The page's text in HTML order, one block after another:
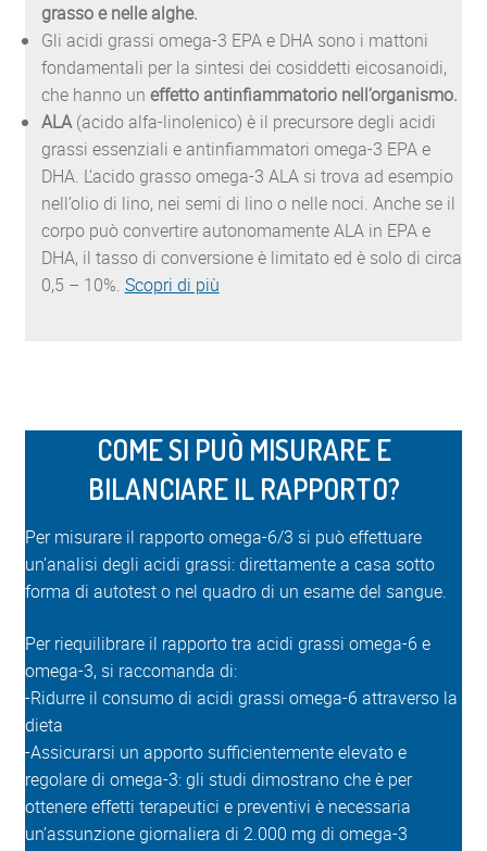
grasso e nelle alghe.
Gli acidi grassi omega-3 EPA e DHA sono i mattoni
fondamentali per la sintesi dei cosiddetti eicosanoidi,
che hanno un effetto antinfiammatorio nell’organismo.
ALA(acido alfa-linolenico) è il precursore degli acidi
grassi essenziali e antinfiammatori omega-3 EPA e
DHA. L’acido grasso omega-3 ALA si trova ad esempio
nell’olio di lino, nei semi di lino o nelle noci. Anche se il
corpo può convertire autonomamente ALA in EPA e
DHA, il tasso di conversione è limitato ed è solo di circa
0,5 – 10%. Scopri di più
COME SI PUÒ MISURARE E
BILANCIARE IL RAPPORTO?
Per misurare il rapporto omega-6/3 si può effettuare
un’analisi degli acidi grassi: direttamente a casa sotto
forma di autotest o nel quadro di un esame del sangue.
Per riequilibrare il rapporto tra acidi grassi omega-6 e
omega-3, si raccomanda di:
-Ridurre il consumo di acidi grassi omega-6 attraverso la
dieta
-Assicurarsi un apporto sufficientemente elevato e
regolare di omega-3: gli studi dimostrano che è per
ottenere effetti terapeutici e preventivi è necessaria
un’assunzione giornaliera di 2.000 mg di omega-3